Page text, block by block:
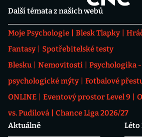
Další témata z našich webů
Moje Psychologie Blesk Tlapky
Fantasy
Spotřebitelské testy
Blesku
Nemovitosti
Psychologika
psychologické mýty
Fotbalové
ONLINE
Eventový prostor Level 9
vs. Pudilová
Chance Liga 2026/27
Aktuálně
Léto